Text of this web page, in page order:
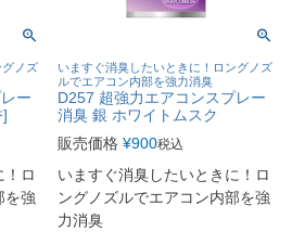
ノズ
ー
！ロ
を強
いますぐ消臭したいときに！ロングノズ
ルでエアコン内部を強力消臭
D257 超強力エアコンスプレー
消臭 銀 ホワイトムスク
販売価格 ¥900税込
いますぐ消臭したいときに！ロ
ングノズルでエアコン内部を強
力消臭